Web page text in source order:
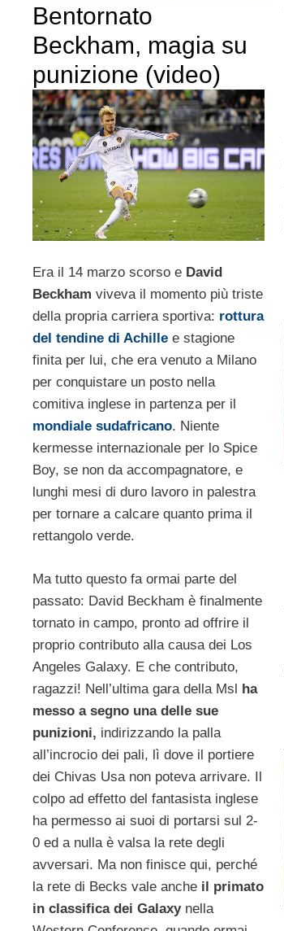
Bentornato
Beckham, magia su
punizione (video)
Era il 14 marzo scorso e David
Beckham viveva il momento più triste
della propria carriera sportiva: rottura
del tendine di Achille e stagione
finita per lui, che era venuto a Milano
per conquistare un posto nella
comitiva inglese in partenza per il
mondiale sudafricano. Niente
kermesse internazionale per lo Spice
Boy, se non da accompagnatore, e
lunghi mesi di duro lavoro in palestra
per tornare a calcare quanto prima il
rettangolo verde.
Ma tutto questo fa ormai parte del
passato: David Beckham è finalmente
tornato in campo, pronto ad offrire il
proprio contributo alla causa dei Los
Angeles Galaxy. E che contributo,
ragazzi! Nell’ultima gara della Msl ha
messo a segno una delle sue
punizioni, indirizzando la palla
all’incrocio dei pali, lì dove il portiere
dei Chivas Usa non poteva arrivare. Il
colpo ad effetto del fantasista inglese
ha permesso ai suoi di portarsi sul 2-
0 ed a nulla è valsa la rete degli
avversari. Ma non finisce qui, perché
la rete di Becks vale anche il primato
in classifica dei Galaxynella